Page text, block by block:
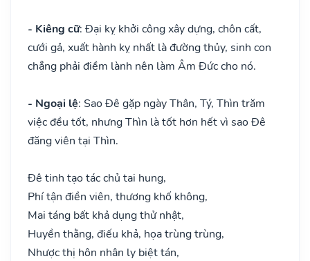
- Kiêng cữ: Đại kỵ khởi công xây dựng, chôn cất,
cưới gả, xuất hành kỵ nhất là đường thủy, sinh con
chẳng phải điềm lành nên làm Âm Đức cho nó.
- Ngoại lệ: Sao Đê gặp ngày Thân, Tý, Thìn trăm
việc đều tốt, nhưng Thìn là tốt hơn hết vì sao Đê
đăng viên tại Thìn.
Đê tinh tạo tác chủ tai hung,
Phí tận điền viên, thương khố không,
Mai táng bất khả dụng thử nhật,
Huyền thằng, điếu khả, họa trùng trùng,
Nhược thị hôn nhân ly biệt tán,